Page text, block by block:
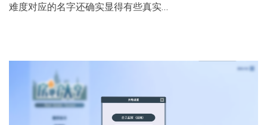
难度对应的名字还确实显得有些真实…